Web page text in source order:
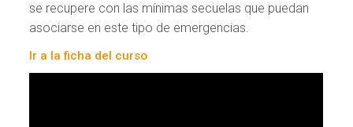
se recupere con las mínimas secuelas que puedan
asociarse en este tipo de emergencias.
Ir a la ficha del curso